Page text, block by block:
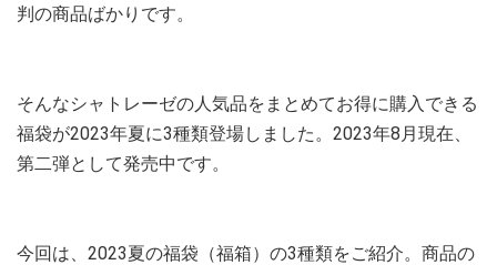
判の商品ばかりです。
そんなシャトレーゼの人気品をまとめてお得に購入できる
福袋が2023年夏に3種類登場しました。2023年8月現在、
第二弾として発売中です。
今回は、2023夏の福袋（福箱）の3種類をご紹介。商品の